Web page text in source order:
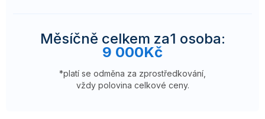
Měsíčně celkem za1 osoba:
9 000Kč
*platí se odměna za zprostředkování,
vždy polovina celkové ceny.